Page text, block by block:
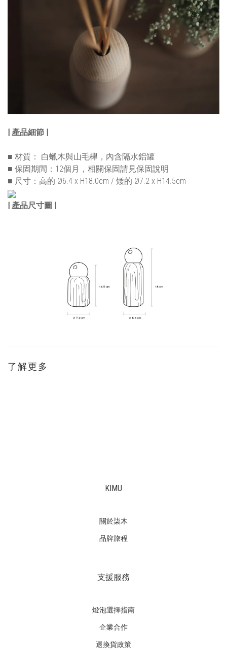
| 產品細節 |
■ 材質： 白蠟木與山毛櫸，內含隔水鋁罐
■ 保固期間：12個月，相關保固請見保固說明
■ 尺寸：高的 Ø6.4 x H18.0cm / 矮的 Ø7.2 x H14.5cm
| 產品尺寸圖 |
了解更多
KIMU
關於柒木
品牌旅程
支援服務
燈泡選擇指南
企業合作
退換貨政策